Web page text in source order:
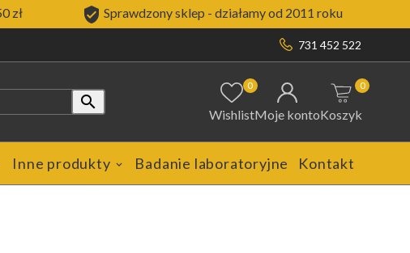
zł  Sprawdzony sklep - działamy od 2011 roku
731 452 522

0
WishlistMoje kontoKoszyk
0
Inne produkty Badanie laboratoryjne Kontakt